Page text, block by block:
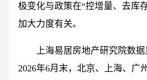
极变化与政策在“控增量、去库
加大力度有关。
上海易居房地产研究院数
2026年6月末，北京、上海、广